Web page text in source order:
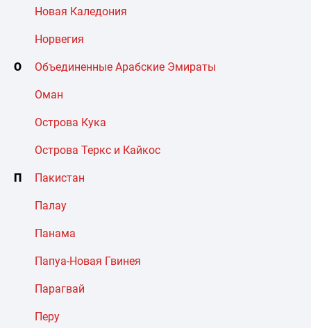
Новая Каледония
Норвегия
О Объединенные Арабские Эмираты
Оман
Острова Кука
Острова Теркс и Кайкос
П Пакистан
Палау
Панама
Папуа-Новая Гвинея
Парагвай
Перу